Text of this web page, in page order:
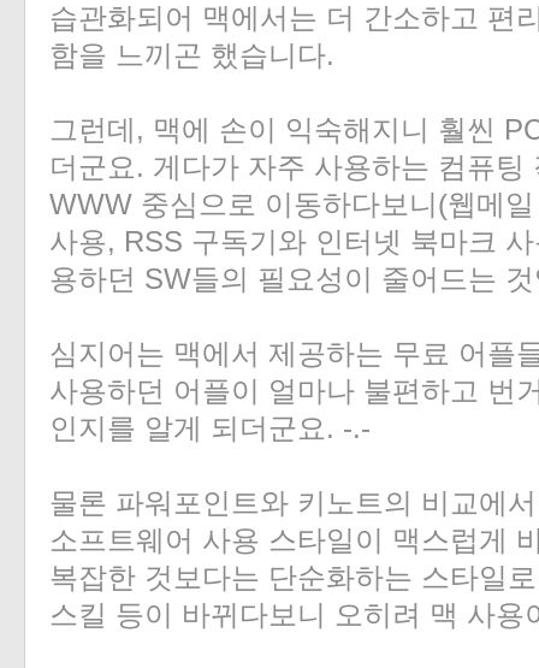
습관화되어 맥에서는 더 간소하고 편
함을 느끼곤 했습니다.
그런데, 맥에 손이 익숙해지니 훨씬
더군요. 게다가 자주 사용하는 컴퓨팅
WWW 중심으로 이동하다보니(웹메
사용, RSS 구독기와 인터넷 북마크
용하던 SW들의 필요성이 줄어드는
심지어는 맥에서 제공하는 무료 어플
사용하던 어플이 얼마나 불편하고 번
인지를 알게 되더군요. -.-
물론 파워포인트와 키노트의 비교에
소프트웨어 사용 스타일이 맥스럽게
복잡한 것보다는 단순화하는 스타일
스킬 등이 바뀌다보니 오히려 맥 사용